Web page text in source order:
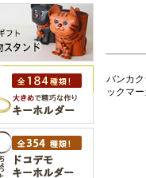
バンカ
ックマ